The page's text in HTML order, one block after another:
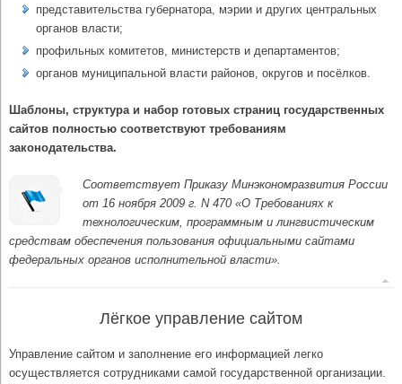
представительства губернатора, мэрии и других центральных
органов власти;
профильных комитетов, министерств и департаментов;
органов муниципальной власти районов, округов и посёлков.
Шаблоны, структура и набор готовых страниц государственных
сайтов полностью соответствуют требованиям
законодательства.
Соответствует Приказу Минэкономразвития России
от 16 ноября 2009 г. N 470 «О Требованиях к
технологическим, программным и лингвистическим
средствам обеспечения пользования официальными сайтами
федеральных органов исполнительной власти».
Лёгкое управление сайтом
Управление сайтом и заполнение его информацией легко
осуществляется сотрудниками самой государственной организации.